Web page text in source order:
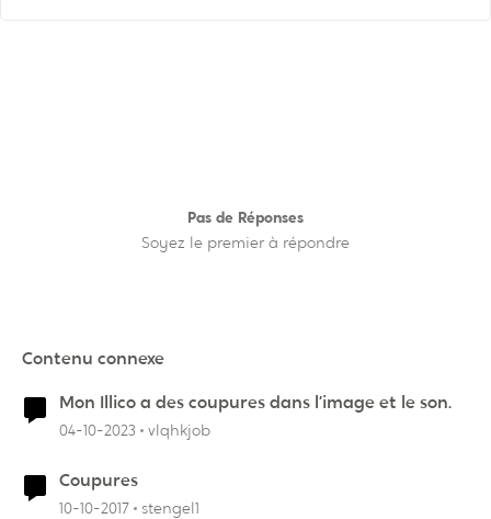
Pas de Réponses
Soyez le premier à répondre
Contenu connexe
Mon Illico a des coupures dans l’image et le son.
04-10-2023 vlqhkjob
Coupures
10-10-2017 stengel1